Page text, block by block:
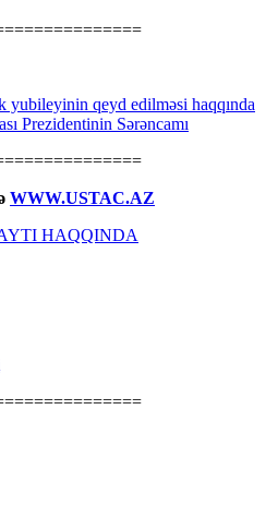
yubileyinin qeyd edilməsi haqqında
Prezidentinin Sərəncamı
WWW.USTAC.AZ
HAQQINDA